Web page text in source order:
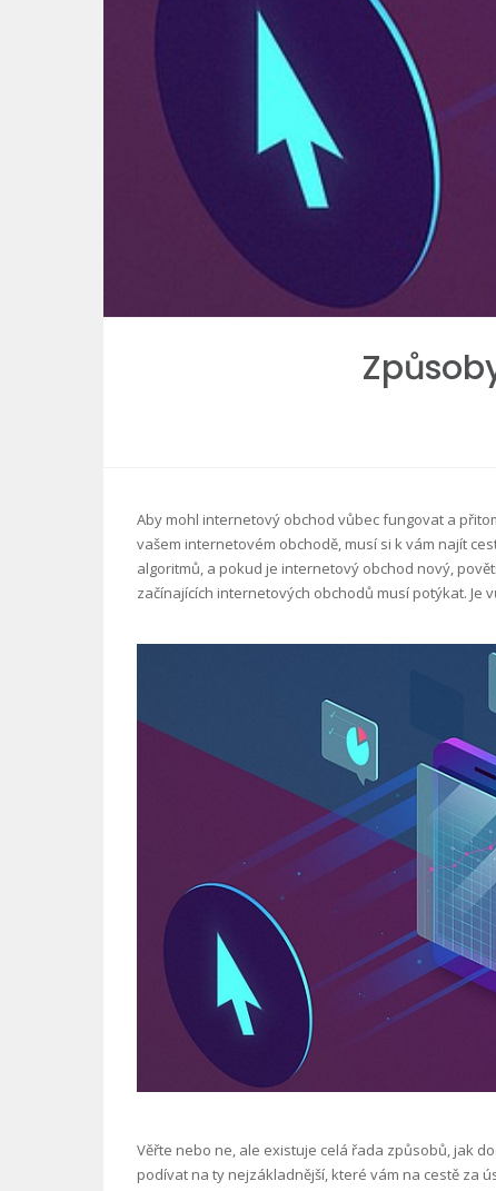
Aby mohl internetový obchod vůbec fungovat a
vašem internetovém obchodě, musí si k vám najít
algoritmů, a pokud je internetový obchod nový,
začínajících internetových obchodů musí potýkat.
Věřte nebo ne, ale existuje celá řada způsobů, jak
podívat na ty nejzákladnější, které vám na cestě za